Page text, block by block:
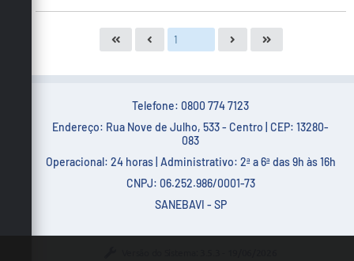
Telefone: 0800 774 7123
Endereço: Rua Nove de Julho, 533 - Centro | CEP: 13280-
083
Operacional: 24 horas | Administrativo: 2ª a 6ª das 9h às 16h
CNPJ: 06.252.986/0001-73
SANEBAVI - SP